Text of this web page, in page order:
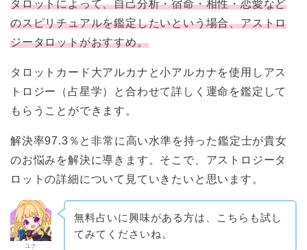
タロットによって、自己分析・宿命・相性・恋愛など
のスピリチュアルを鑑定したいという場合、アストロ
ジータロットがおすすめ。
タロットカード大アルカナと小アルカナを使用しアス
トロジー（占星学）と合わせて詳しく運命を鑑定して
もらうことができます。
解決率97.3％と非常に高い水準を持った鑑定士が貴女
のお悩みを解決に導きます。そこで、アストロジータ
ロットの詳細について見ていきたいと思います。
ユナ
無料占いに興味がある方は、こちらも試し
てみてくださいね。